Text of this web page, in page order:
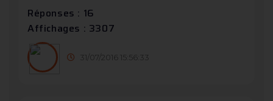
Réponses : 16
Affichages : 3307
31/07/2016 15:56:33